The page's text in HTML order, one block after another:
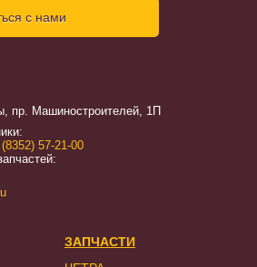
с нами
пр. Машиностроителей, 1П
57-21-00
ЗАПЧАСТИ